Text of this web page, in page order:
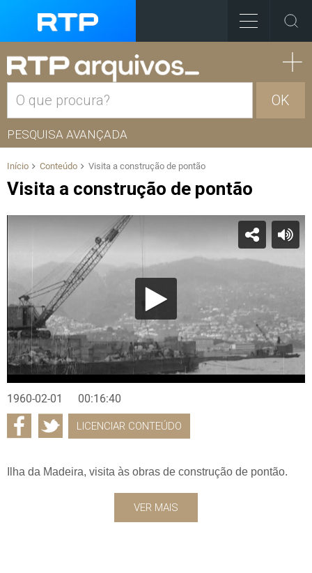
OK
PESQUISA AVANÇADA
Início Conteúdo Visita a construção de pontão
Visita a construção de pontão
1960-02-01 00:16:40
LICENCIAR CONTEÚDO
Ilha da Madeira, visita às obras de construção de pontão.
VER MAIS